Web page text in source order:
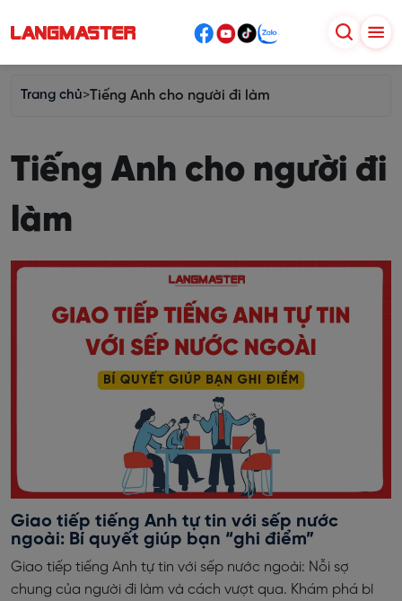
Trang chủ>Tiếng Anh cho người đi làm
Tiếng Anh cho người đi
làm
Giao tiếp tiếng Anh tự tin với sếp nước
ngoài: Bí quyết giúp bạn “ghi điểm”
Giao tiếp tiếng Anh tự tin với sếp nước ngoài: Nỗi sợ
chung của người đi làm và cách vượt qua. Khám phá bí